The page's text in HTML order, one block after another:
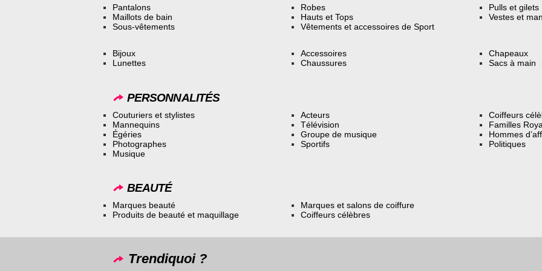
Pantalons
Maillots de bain
Sous-vêtements
Robes
Hauts et Tops
Vêtements et accessoires de Sport
Pulls et gilets
Vestes et
Bijoux
Lunettes
Accessoires
Chaussures
Chapeaux
Sacs à main
PERSONNALITÉS
Couturiers et stylistes
Mannequins
Égéries
Photographes
Musique
Acteurs
Télévision
Groupe de musique
Sportifs
Coiffeurs
Familles
Hommes
Politiques
BEAUTÉ
Marques beauté
Produits de beauté et maquillage
Marques et salons de coiffure
Coiffeurs célèbres
Trendiquoi ?